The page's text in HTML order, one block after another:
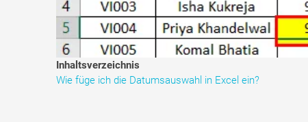
Inhaltsverzeichnis
Wie füge ich die Datumsauswahl in Excel ein?